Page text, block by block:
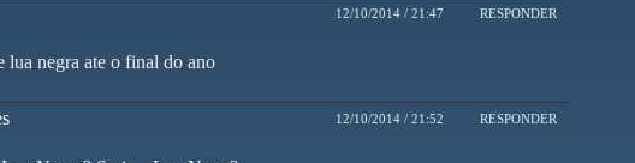
12/10/2014 / 21:47 RESPONDER
lua negra ate o final do ano
12/10/2014 / 21:52 RESPONDER